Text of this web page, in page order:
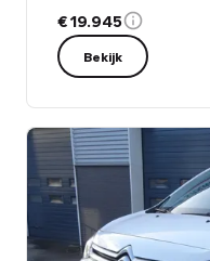
€ 19.945
Bekijk